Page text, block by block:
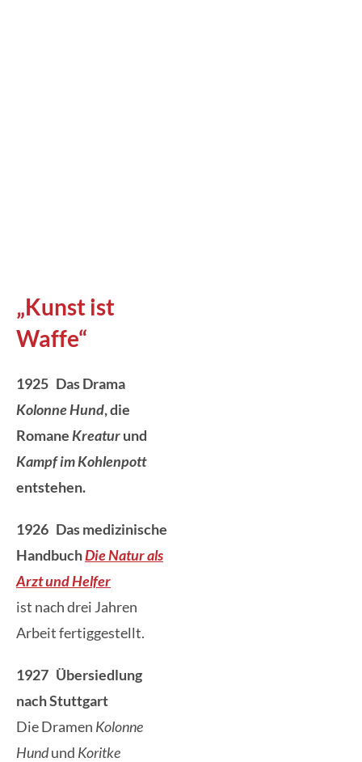
„Kunst ist
Waffe“
1925 Das Drama
Kolonne Hund, die
RomaneKreaturund
Kampf im Kohlenpott
entstehen.
1926 Das medizinische
HandbuchDie Natur als
Arzt und Helfer
ist nach drei Jahren
Arbeit fertiggestellt.
1927 Übersiedlung
nach Stuttgart
Die Dramen Kolonne
Hundund Koritke